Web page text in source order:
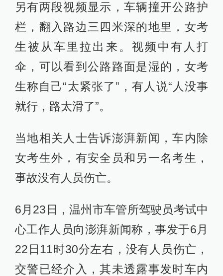
另有两段视频显示，车辆撞开公路护
栏，翻入路边三四米深的地里，女考
生被从车里拉出来。视频中有人打
伞，可以看到公路路面是湿的，女考
生称自己“太紧张了”，有人说“人没事
就行，路太滑了”。
当地相关人士告诉澎湃新闻，车内除
女考生外，有安全员和另一名考生，
事故没有人员伤亡。
6月23日，温州市车管所驾驶员考试中
心工作人员向澎湃新闻称，事发于6月
22日11时30分左右，没有人员伤亡，
交警已经介入，其未透露事发时车内